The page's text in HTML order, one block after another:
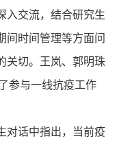
入交流，结合研究生
间时间管理等方面问
关切。王岚、郭明珠
参与一线抗疫工作
话中指出，当前疫